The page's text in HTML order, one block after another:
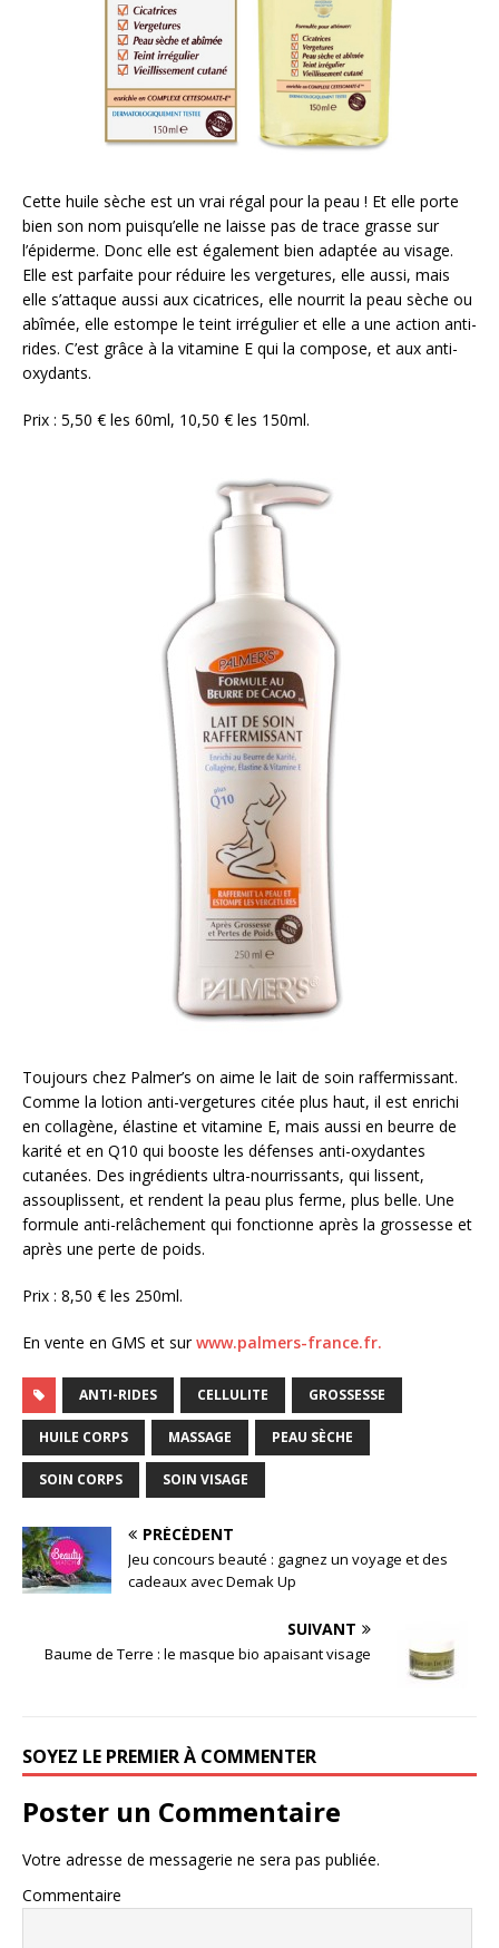
Cette huile sèche est un vrai régal pour la peau ! Et elle porte
bien son nom puisqu’elle ne laisse pas de trace grasse sur
l’épiderme. Donc elle est également bien adaptée au visage.
Elle est parfaite pour réduire les vergetures, elle aussi, mais
elle s’attaque aussi aux cicatrices, elle nourrit la peau sèche ou
abîmée, elle estompe le teint irrégulier et elle a une action anti-
rides. C’est grâce à la vitamine E qui la compose, et aux anti-
oxydants.
Prix : 5,50 € les 60ml, 10,50 € les 150ml.
Toujours chez Palmer’s on aime le lait de soin raffermissant.
Comme la lotion anti-vergetures citée plus haut, il est enrichi
en collagène, élastine et vitamine E, mais aussi en beurre de
karité et en Q10 qui booste les défenses anti-oxydantes
cutanées. Des ingrédients ultra-nourrissants, qui lissent,
assouplissent, et rendent la peau plus ferme, plus belle. Une
formule anti-relâchement qui fonctionne après la grossesse et
après une perte de poids.
Prix : 8,50 € les 250ml.
En vente en GMS et surwww.palmers-france.fr.
ANTI-RIDES CELLULITE GROSSESSE
HUILE CORPS MASSAGE PEAU SÈCHE
SOIN CORPS SOIN VISAGE
PRÉCÉDENT
Jeu concours beauté : gagnez un voyage et des
cadeaux avec Demak Up
SUIVANT
Baume de Terre : le masque bio apaisant visage
SOYEZ LE PREMIER À COMMENTER
Poster un Commentaire
Votre adresse de messagerie ne sera pas publiée.
Commentaire